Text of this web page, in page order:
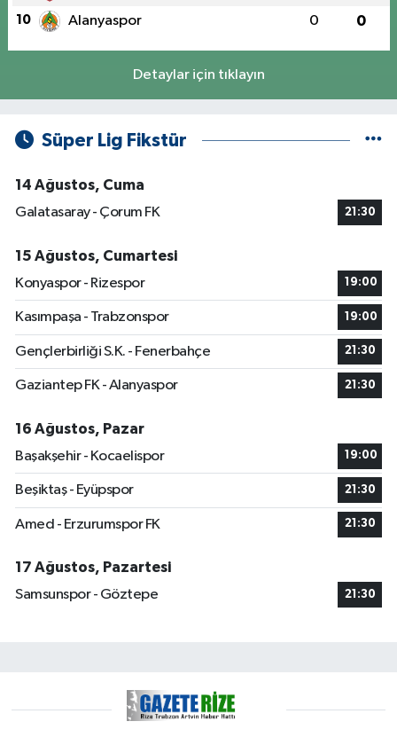
10 Alanyaspor 0 0
Detaylar için tıklayın
Süper Lig Fikstür
14 Ağustos, Cuma
Galatasaray - Çorum FK
21:30
15 Ağustos, Cumartesi
Konyaspor - Rizespor
19:00
Kasımpaşa - Trabzonspor 19:00
Gençlerbirliği S.K. - Fenerbahçe 21:30
Gaziantep FK - Alanyaspor 21:30
16 Ağustos, Pazar
Başakşehir - Kocaelispor
19:00
Beşiktaş - Eyüpspor 21:30
Amed - Erzurumspor FK 21:30
17 Ağustos, Pazartesi
Samsunspor - Göztepe
21:30